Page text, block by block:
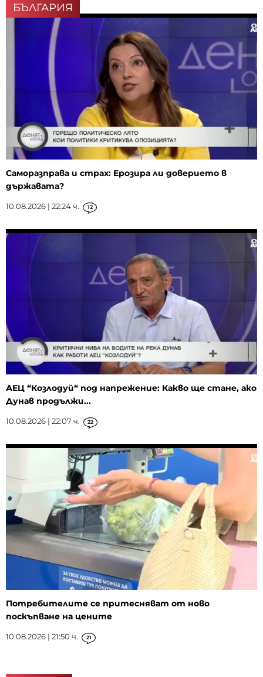
БЪЛГАРИЯ
Саморазправа и страх: Ерозира ли доверието в
държавата?
10.08.2026 | 22:24 ч. 12
АЕЦ “Козлодуй“ под напрежение: Какво ще стане, ако
Дунав продължи...
10.08.2026 | 22:07 ч. 22
Потребителите се притесняват от ново
поскъпване на цените
10.08.2026 | 21:50 ч. 21